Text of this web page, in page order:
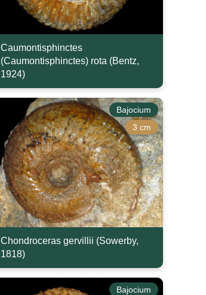
Caumontisphinctes
(Caumontisphinctes) rota (Bentz,
1924)
Bajocium
3 cm
Chondroceras gervillii (Sowerby,
1818)
Bajocium